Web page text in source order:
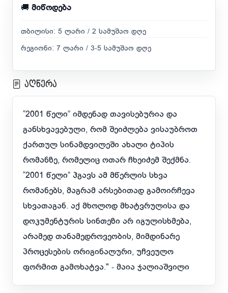
🚚 მიწოდება
თბილისი: 5 ლარი / 2 სამუშაო დღე
რეგიონი: 7 ლარი / 3-5 სამუშაო დღე
აღწერა
“2001 წელი” იმდენად თავისებურია და
განსხვავებული, რომ შეიძლება ვისაუბროთ
ქართულ სინამდვილეში ახალი ტიპის
რომანზე, რომელიც ოთარ ჩხეიძემ შექმნა.
“2001 წელი” ჰგავს ამ მწერლის სხვა
რომანებს, მაგრამ არსებითად გამოირჩევა
სხვათაგან. აქ მხოლოდ მხატვრულისა და
დოკუმენტურის სინთეზი არ იგულისხმება,
არამედ თანამედროვეობის, მიმდინარე
პროცესების ორიგინალური, უჩვეულო
ფორმით გამოხატვა." - მაია ჯალიაშვილი